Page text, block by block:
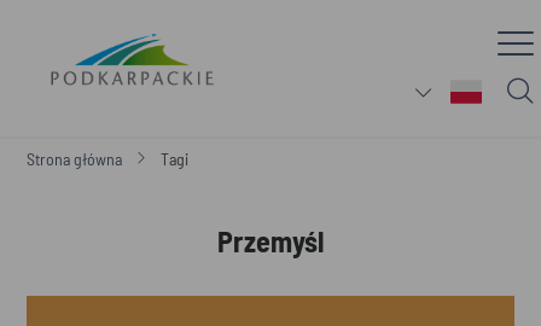
Strona główna Tagi
Przemyśl